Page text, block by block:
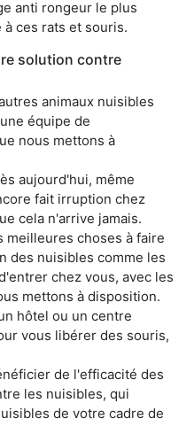
anti rongeur le plus
ces rats et souris.
solution contre
animaux nuisibles
équipe de
nous mettons à
aujourd'hui, même
fait irruption chez
cela n'arrive jamais.
meilleures choses à faire
des nuisibles comme les
chez vous, avec les
mettons à disposition.
hôtel ou un centre
vous libérer des souris,
de l'efficacité des
les nuisibles, qui
de votre cadre de